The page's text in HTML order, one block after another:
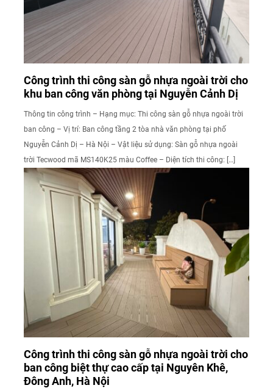
Công trình thi công sàn gỗ nhựa ngoài trời cho
khu ban công văn phòng tại Nguyễn Cảnh Dị
Thông tin công trình – Hạng mục: Thi công sàn gỗ nhựa ngoài trời
ban công – Vị trí: Ban công tầng 2 tòa nhà văn phòng tại phố
Nguyễn Cảnh Dị – Hà Nội – Vật liệu sử dụng: Sàn gỗ nhựa ngoài
trời Tecwood mã MS140K25 màu Coffee – Diện tích thi công: […]
Công trình thi công sàn gỗ nhựa ngoài trời cho
ban công biệt thự cao cấp tại Nguyên Khê,
Đông Anh, Hà Nội